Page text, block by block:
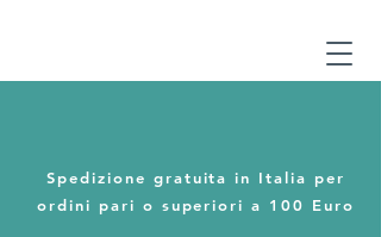
Spedizione gratuita in Italia per
ordini pari o superiori a 100 Euro